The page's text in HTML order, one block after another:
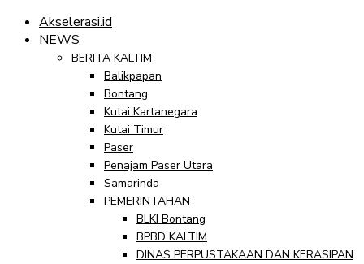
Akselerasi.id
NEWS
BERITA KALTIM
Balikpapan
Bontang
Kutai Kartanegara
Kutai Timur
Paser
Penajam Paser Utara
Samarinda
PEMERINTAHAN
BLKI Bontang
BPBD KALTIM
DINAS PERPUSTAKAAN DAN KERASIPAN